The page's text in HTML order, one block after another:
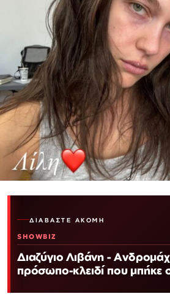
ΔΙΑΒΆΣΤΕ ΑΚΌΜΗ
SHOWBIZ
Διαζύγιο Λιβάνη -
πρόσωπο-κλειδί που μπήκε